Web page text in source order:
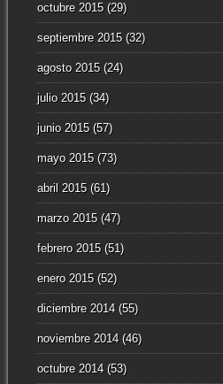
octubre 2015(29)
septiembre 2015(32)
agosto 2015(24)
julio 2015(34)
junio 2015(57)
mayo 2015(73)
abril 2015(61)
marzo 2015(47)
febrero 2015(51)
enero 2015(52)
diciembre 2014(55)
noviembre 2014(46)
octubre 2014(53)